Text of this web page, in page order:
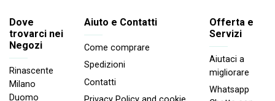
Dove
trovarci nei
Negozi
Rinascente
Milano
Duomo
Aiuto e Contatti
Come comprare
Spedizioni
Contatti
Offerta e
Servizi
Aiutaci a
migliorare
Whatsapp